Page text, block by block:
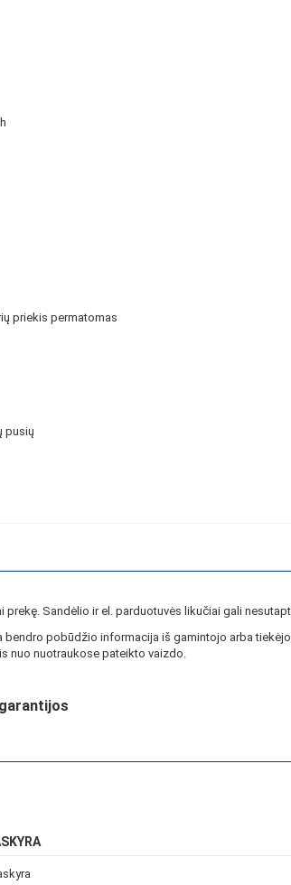
priekis permatomas
pusių
prekę. Sandėlio ir el. parduotuvės likučiai gali
bendro pobūdžio informacija iš gamintojo arba
nuo nuotraukose pateikto vaizdo.